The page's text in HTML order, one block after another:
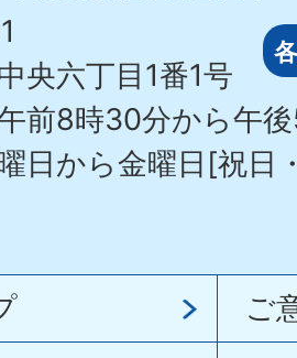
央六丁目1番1号
前8時30分から午
日から金曜日[祝日
ご